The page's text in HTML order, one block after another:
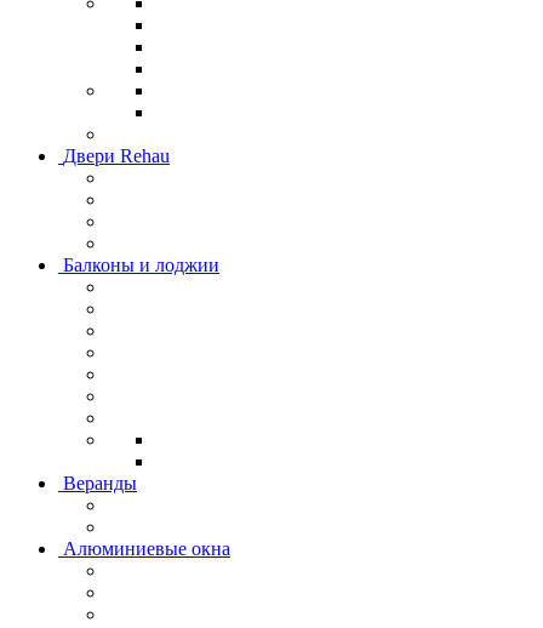
Двери Rehau
Балконы и лоджии
Веранды
Алюминиевые окна